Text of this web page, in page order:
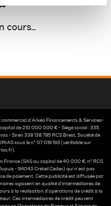
cours...
d'Arkéa Financements & Services-
de 210 000 000 € - Siège social : 335,
- Siren 338 138 795 RCS Brest, Société de
sous le n° 07 019 193 (vérifiable sur
France (SAS au capital de 40 000 €, n° RCS
- 94043 Créteil Cedex) qui n’est pas
de paiement. Cette publicité est diffusée par
agissent en qualité d’intermédiaires de
à la réalisation d’opérations de crédit à la
Ces intermédiaires de crédit peuvent